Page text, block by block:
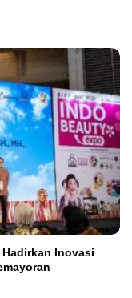
Inovasi